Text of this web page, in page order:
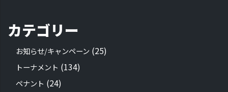
カテゴリー
お知らせ/キャンペーン (25)
トーナメント (134)
ペナント (24)